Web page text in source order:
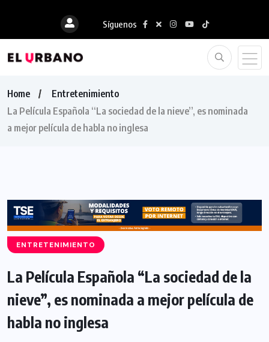
Síguenos
Home
Entretenimiento
La Película Española “La sociedad de la nieve”, es nominada
a mejor película de habla no inglesa
ENTRETENIMIENTO
La Película Española “La sociedad de la
nieve”, es nominada a mejor película de
habla no inglesa